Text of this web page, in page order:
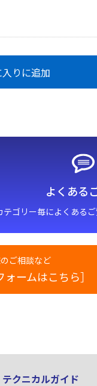
りに追加
よくある
テゴリー毎によくある
ご相談など
ォームはこちら］
テクニカルガイド